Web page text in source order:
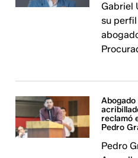
Gabriel
su
reclamó
Pedro
Pedro